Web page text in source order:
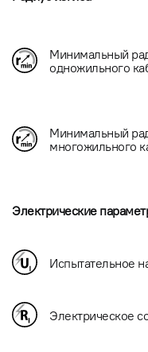
Минимальный
одножильного
Минимальный
многожильного
Электрические
Испытательное
Электрическое